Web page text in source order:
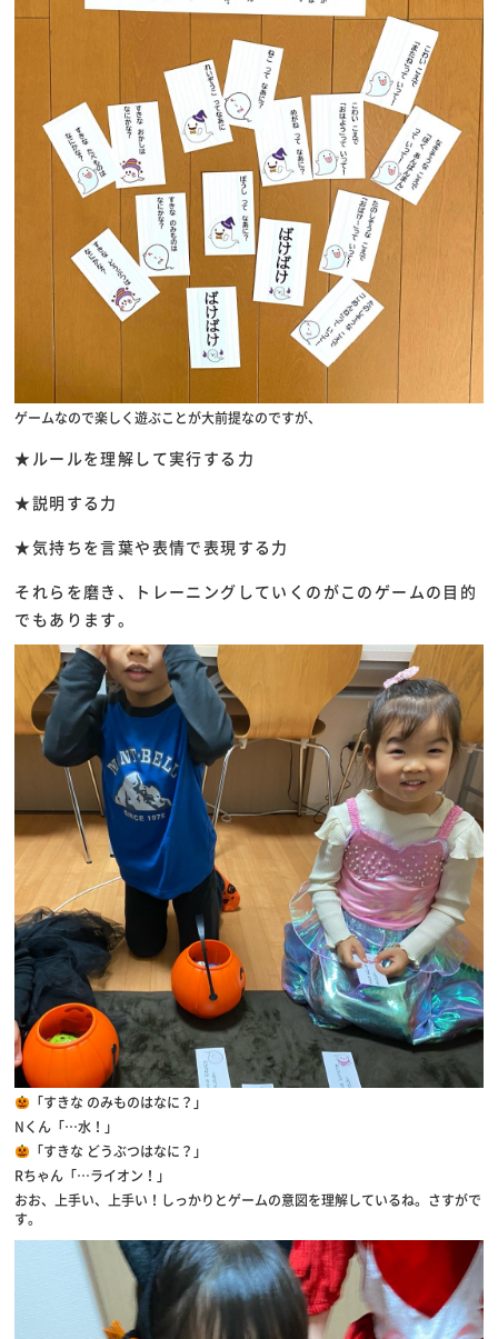
ゲームなので楽しく遊ぶことが大前提なのですが、
★ルールを理解して実行する力
★説明する力
★気持ちを言葉や表情で表現する力
それらを磨き、トレーニングしていくのがこのゲームの目的
でもあります。
「すきな のみものはなに？」
Nくん「…水！」
「すきな どうぶつはなに？」
Rちゃん「…ライオン！」
おお、上手い、上手い！しっかりとゲームの意図を理解しているね。さすがで
す。